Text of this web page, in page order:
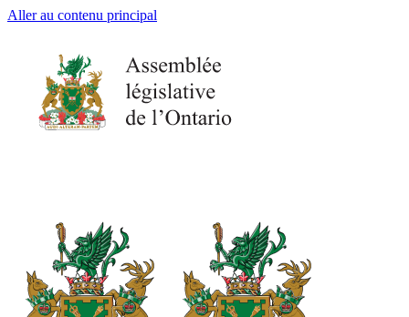
Aller au contenu principal